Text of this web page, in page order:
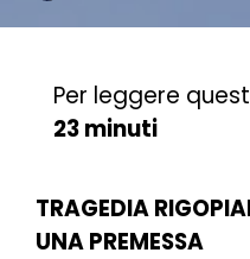
Per leggere
23 minuti
TRAGEDIA
UNA PREMESSA